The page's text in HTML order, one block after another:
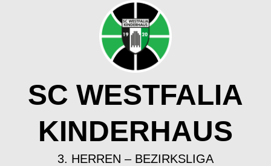
SC WESTFALIA
KINDERHAUS
3. HERREN – BEZIRKSLIGA